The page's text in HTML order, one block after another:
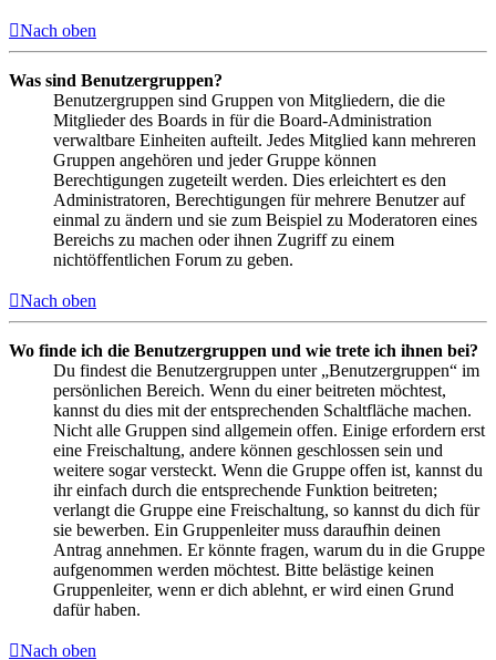
Nach oben
Was sind Benutzergruppen?
Benutzergruppen sind Gruppen von Mitgliedern, die die
Mitglieder des Boards in für die Board-Administration
verwaltbare Einheiten aufteilt. Jedes Mitglied kann mehreren
Gruppen angehören und jeder Gruppe können
Berechtigungen zugeteilt werden. Dies erleichtert es den
Administratoren, Berechtigungen für mehrere Benutzer auf
einmal zu ändern und sie zum Beispiel zu Moderatoren eines
Bereichs zu machen oder ihnen Zugriff zu einem
nichtöffentlichen Forum zu geben.
Nach oben
Wo finde ich die Benutzergruppen und wie trete ich ihnen bei?
Du findest die Benutzergruppen unter „Benutzergruppen“ im
persönlichen Bereich. Wenn du einer beitreten möchtest,
kannst du dies mit der entsprechenden Schaltfläche machen.
Nicht alle Gruppen sind allgemein offen. Einige erfordern erst
eine Freischaltung, andere können geschlossen sein und
weitere sogar versteckt. Wenn die Gruppe offen ist, kannst du
ihr einfach durch die entsprechende Funktion beitreten;
verlangt die Gruppe eine Freischaltung, so kannst du dich für
sie bewerben. Ein Gruppenleiter muss daraufhin deinen
Antrag annehmen. Er könnte fragen, warum du in die Gruppe
aufgenommen werden möchtest. Bitte belästige keinen
Gruppenleiter, wenn er dich ablehnt, er wird einen Grund
dafür haben.
Nach oben